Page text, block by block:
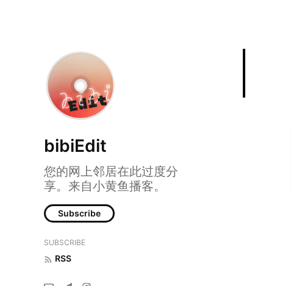
bibiEdit
您的网上邻居在此过度分
享。来自小黄鱼播客。
Subscribe
SUBSCRIBE
RSS